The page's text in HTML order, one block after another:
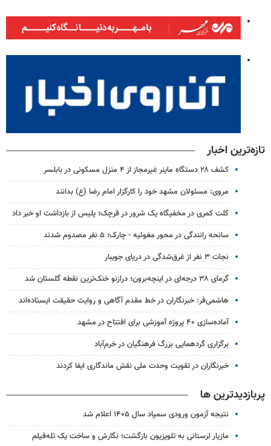
تازه‌ترین اخبار
کشف ۲۸ دستگاه ماینر غیرمجاز از ۴ منزل مسکونی در بابلسر
مروی: مسئولان مشهد خود را کارگزار امام رضا (ع) بدانند
کلت کمری در مخفیگاه یک شرور در قرچک؛ پلیس از بازداشت او خبر داد
سانحه رانندگی در محور مغوئیه - چارک؛ ۵ نفر مصدوم شدند
نجات ۳ نفر از غرق‌شدگی در دریای جویبار
گرمای ۳۸ درجه‌ای در اینچه‌برون؛ درازنو خنک‌ترین نقطه گلستان شد
هاشمی‌فر​​​​​​​: خبرنگاران در خط مقدم آگاهی و روایت حقیقت ایستاده‌اند
آماده‌سازی ۴۰ پروژه آموزشی برای افتتاح در مشهد
برگزاری گردهمایی بزرگ فرهنگیان در خرم‌آباد
خبرنگاران در تقویت وحدت ملی نقش ماندگاری ایفا کردند
پربازدیدترین ها
نتیجه آزمون ورودی سمپاد سال ۱۴۰۵ اعلام شد
مازیار لرستانی به تلویزیون بازگشت؛ نگارش و ساخت یک تله‌فیلم